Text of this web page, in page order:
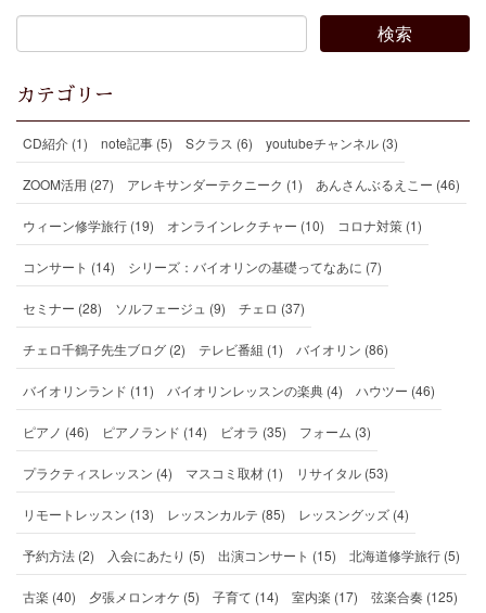
カテゴリー
CD紹介 (1) note記事 (5) Sクラス (6) youtubeチャンネル (3)
ZOOM活用 (27) アレキサンダーテクニーク (1) あんさんぶるえこー (46)
ウィーン修学旅行 (19) オンラインレクチャー (10) コロナ対策 (1)
コンサート (14) シリーズ：バイオリンの基礎ってなあに (7)
セミナー (28) ソルフェージュ (9) チェロ (37)
チェロ千鶴子先生ブログ (2) テレビ番組 (1) バイオリン (86)
バイオリンランド (11) バイオリンレッスンの楽典 (4) ハウツー (46)
ピアノ (46) ピアノランド (14) ビオラ (35) フォーム (3)
プラクティスレッスン (4) マスコミ取材 (1) リサイタル (53)
リモートレッスン (13) レッスンカルテ (85) レッスングッズ (4)
予約方法 (2) 入会にあたり (5) 出演コンサート (15) 北海道修学旅行 (5)
古楽 (40) 夕張メロンオケ (5) 子育て (14) 室内楽 (17) 弦楽合奏 (125)